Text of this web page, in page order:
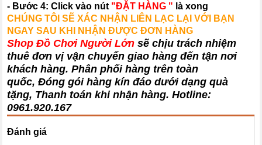
- Bước 4: Click vào nút "ĐẶT HÀNG " là xong
CHÚNG TÔI SẼ XÁC NHẬN LIÊN LẠC LẠI VỚI BẠN
NGAY SAU KHI NHẬN ĐƯỢC ĐƠN HÀNG
Shop Đồ Chơi Người Lớn sẽ chịu trách nhiệm
thuê đơn vị vận chuyển giao hàng đến tận nơi
khách hàng. Phân phối hàng trên toàn
quốc, Đóng gói hàng kín đáo dưới dạng quà
tặng, Thanh toán khi nhận hàng. Hotline:
0961.920.167
Đánh giá